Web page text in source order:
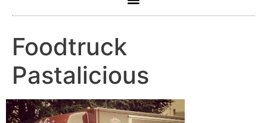
Foodtruck
Pastalicious